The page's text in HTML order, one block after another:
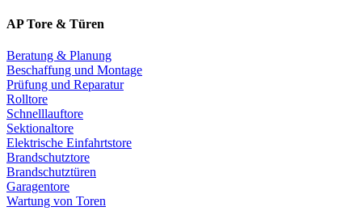
AP Tore & Türen
Beratung & Planung
Beschaffung und Montage
Prüfung und Reparatur
Rolltore
Schnelllauftore
Sektionaltore
Elektrische Einfahrtstore
Brandschutztore
Brandschutztüren
Garagentore
Wartung von Toren